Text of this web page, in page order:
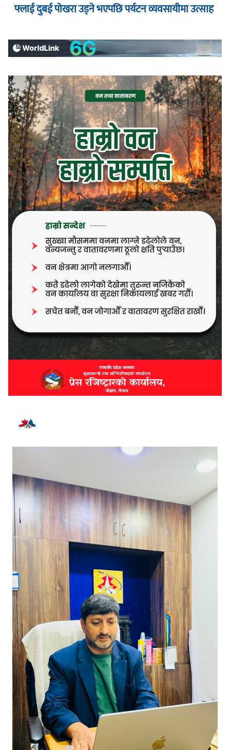
फ्लाई दुबई पोखरा उड्ने भएपछि पर्यटन व्यवसायीमा उत्साह